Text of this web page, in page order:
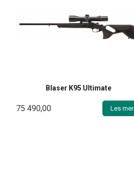
Blaser K95 Ultimate
75 490,00 Les mer